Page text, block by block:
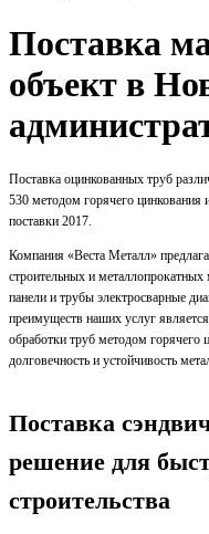
Поставка
объект в
Поставка оцинкованных труб
530 методом горячего цинкования
поставки 2017.
Компания «Веста Металл»
строительных и
панели и трубы электросварные
преимуществ наших услуг
обработки труб методом горячего
долговечность и устойчивость
Поставка
решение для
строительства